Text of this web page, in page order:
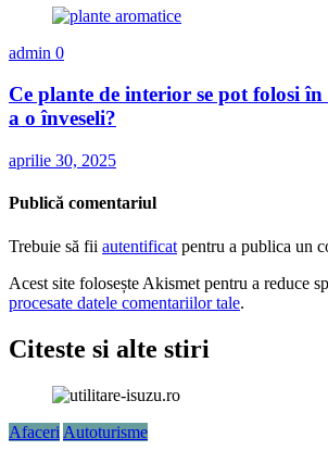
admin 0
Ce plante de interior se pot folosi
a o înveseli?
aprilie 30, 2025
Publică comentariul
Trebuie să fii autentificat pentru a publica un
Acest site folosește Akismet pentru a reduce
procesate datele comentariilor tale.
Citeste si alte stiri
Afaceri Autoturisme